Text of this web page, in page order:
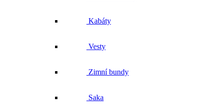
Kabáty
Vesty
Zimní bundy
Saka